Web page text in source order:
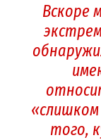
Вскоре
того,